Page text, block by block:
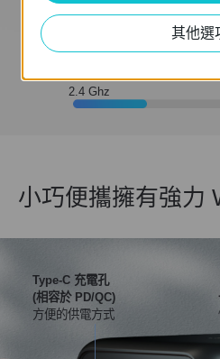
2.4 Ghz
小巧便攜擁有強力
Type-C 充電孔
(相容於 PD/QC)
方便的供電方式
其他選